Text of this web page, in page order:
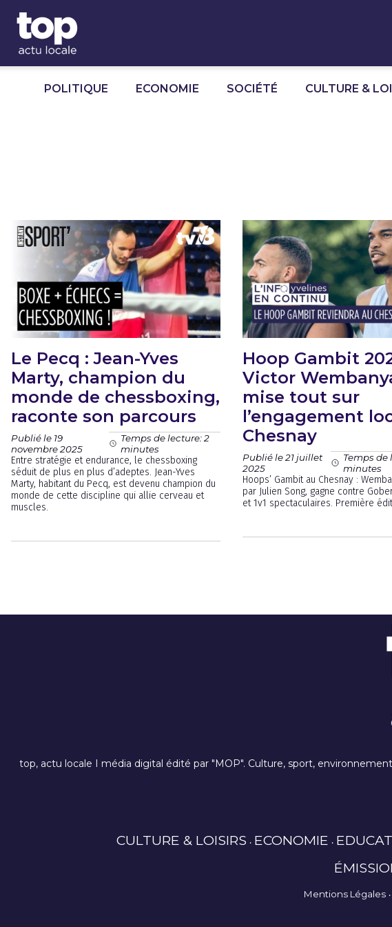
POLITIQUE ECONOMIE SOCIÉTÉ CULTURE &
Le Pecq : Jean-Yves
Marty, champion du
monde de chessboxing,
raconte son parcours
Publié le 19
novembre 2025
Temps de lecture: 2
minutes
Entre stratégie et endurance, le chessboxing
séduit de plus en plus d’adeptes. Jean-Yves
Marty, habitant du Pecq, est devenu champion du
monde de cette discipline qui allie cerveau et
muscles.
Hoop Gambit
Victor
mise tout sur
l’engagement
Chesnay
Publié le 21 juillet
2025
Temps de
minutes
Hoops’ Gambit au Chesnay :
par Julien Song, gagne contre
et 1v1 spectaculaires. Première
top, actu locale I média digital édité par "MOP". Culture, sport,
CULTURE & LOISIRS ECONOMIE
Mentions Légales